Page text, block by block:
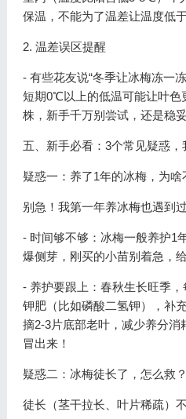
保温，不能为了温差让温度低
2. 温差误区提醒
- 有些花友说“冬季让冰梅冻一
短期0℃以上的低温可能让叶色
株，新手千万别尝试，还是稳
五、新手必看：3个常见疑惑
疑惑一：养了1年的冰梅，为啥
别急！我第一年养冰梅也遇到
- 时间够不够：冰梅一般养护1
爆侧芽，刚买的小苗别着急，
- 养护要跟上：春秋生长旺季
钾肥（比如磷酸二氢钾），补
摘2-3片底部老叶，减少养分
冒出来！
疑惑二：冰梅徒长了，怎么救？
徒长（茎干拉长、叶片稀疏）